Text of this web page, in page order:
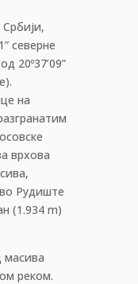
северне
20º37’09”
на
врхова
Рудиште
(1.934 m)
масива
реком.